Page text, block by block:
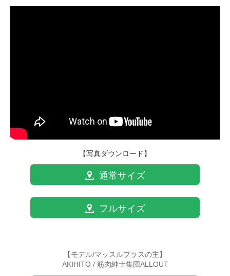
【写真ダウンロード】
通常サイズ
フルサイズ
【モデル/マッスルプラスの主】
AKIHITO / 筋肉紳士集団ALLOUT